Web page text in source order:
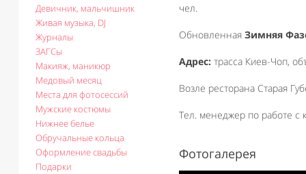
Девичник, мальчишник
Живая музыка, DJ
Журналы
ЗАГСы
Макияж, маникюр
Медовый месяц
Места для фотосессий
Мужские костюмы
Нижнее белье
Обручальные кольца
Оформление свадьбы
Подарки
чел.
Обновленная Зимняя
Адрес: трасса Киев-Чоп,
Возле ресторана Старая
Тел. менеджер по работе с
Фотогалерея